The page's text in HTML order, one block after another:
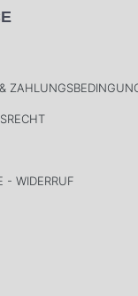
- WIDERRUF